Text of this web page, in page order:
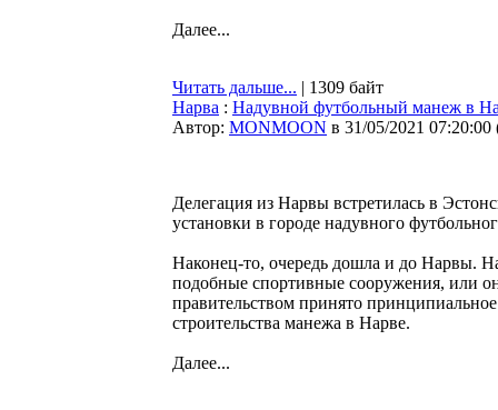
Далее...
Читать дальше... | 1309 байт
Нарва : Надувной футбольный манеж в
Автор: MONMOON в 31/05/2021 07:20:00
Делегация из Нарвы встретилась в
установки в городе надувного
Наконец-то, очередь дошла и до Нарвы.
подобные спортивные сооружения, или
правительством принято
строительства манежа в Нарве.
Далее...